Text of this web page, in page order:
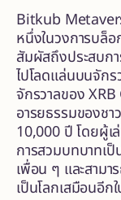
Bitkub
หนึ่งในวงการบล็อ
สัมผัสถึงประสบก
ไปโลดแล่นบนจักร
จักรวาลของ
อารยธรรมของช
10,000 ปี โดยผู้เ
การสวมบทบาทเ
เพื่อน ๆ และสามา
เป็นโลกเสมือนอี